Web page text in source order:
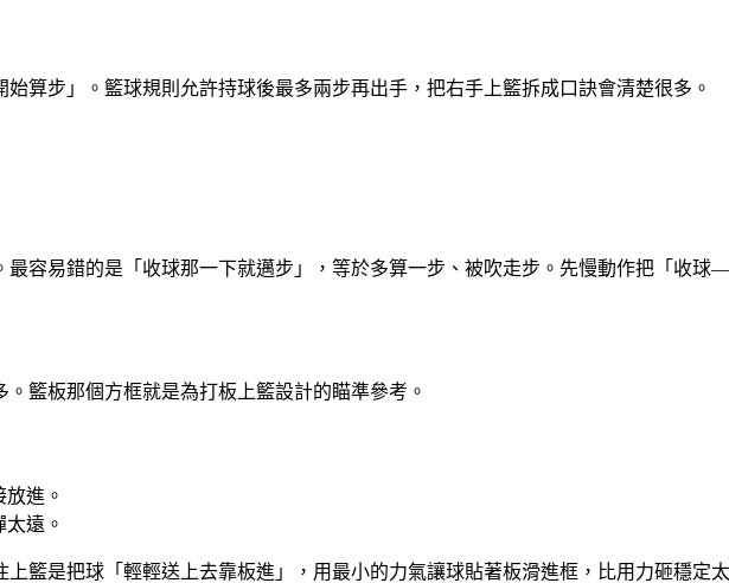
算步」。籃球規則允許持球後最多兩步再出手，把右手上籃拆成口訣會清楚很多。
最容易錯的是「收球那一下就邁步」，等於多算一步、被吹走步。先慢動作把「收
籃板那個方框就是為打板上籃設計的瞄準參考。
進。
遠。
籃是把球「輕輕送上去靠板進」，用最小的力氣讓球貼著板滑進框，比用力砸穩定太